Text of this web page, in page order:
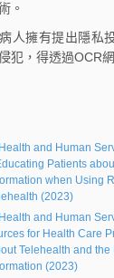
。
人擁有提出隱私
犯，得透過OCR
and Human
Patients
when Using
(2023)
and Human
for Health Care
Telehealth and
(2023)